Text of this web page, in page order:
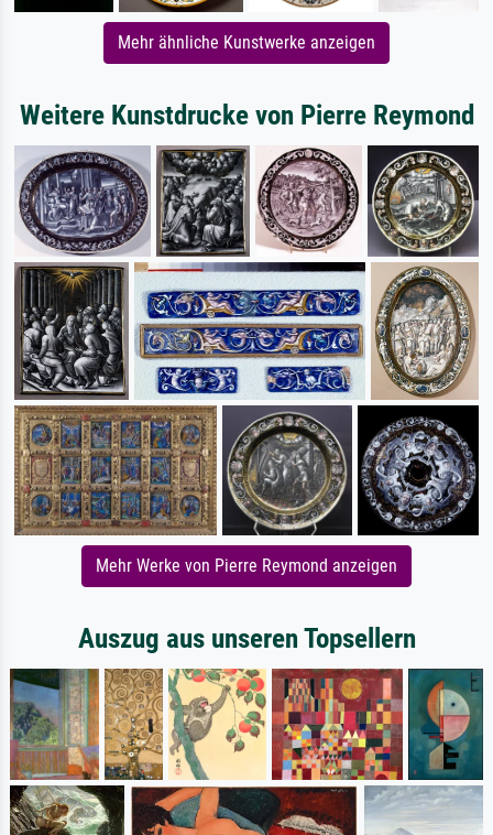
Mehr ähnliche Kunstwerke anzeigen
Weitere Kunstdrucke von Pierre Reymond
Mehr Werke von Pierre Reymond anzeigen
Auszug aus unseren Topsellern